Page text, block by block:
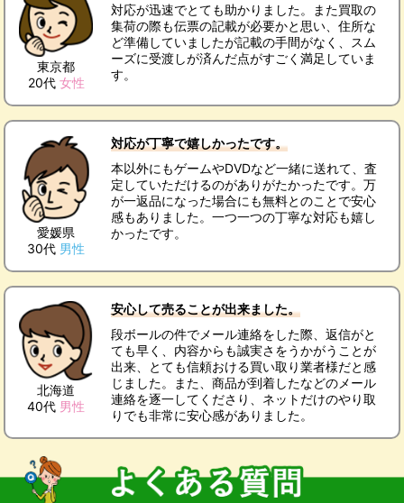
東京都
20代 女性
対応が迅速でとても助かりました。また買取の
集荷の際も伝票の記載が必要かと思い、住所な
ど準備していましたが記載の手間がなく、スム
ーズに受渡しが済んだ点がすごく満足していま
す。
愛媛県
30代 男性
対応が丁寧で嬉しかったです。
本以外にもゲームやDVDなど一緒に送れて、査
定していただけるのがありがたかったです。万
が一返品になった場合にも無料とのことで安心
感もありました。一つ一つの丁寧な対応も嬉し
かったです。
北海道
40代 男性
安心して売ることが出来ました。
段ボールの件でメール連絡をした際、返信がと
ても早く、内容からも誠実さをうかがうことが
出来、とても信頼おける買い取り業者様だと感
じました。また、商品が到着したなどのメール
連絡を逐一してくださり、ネットだけのやり取
りでも非常に安心感がありました。